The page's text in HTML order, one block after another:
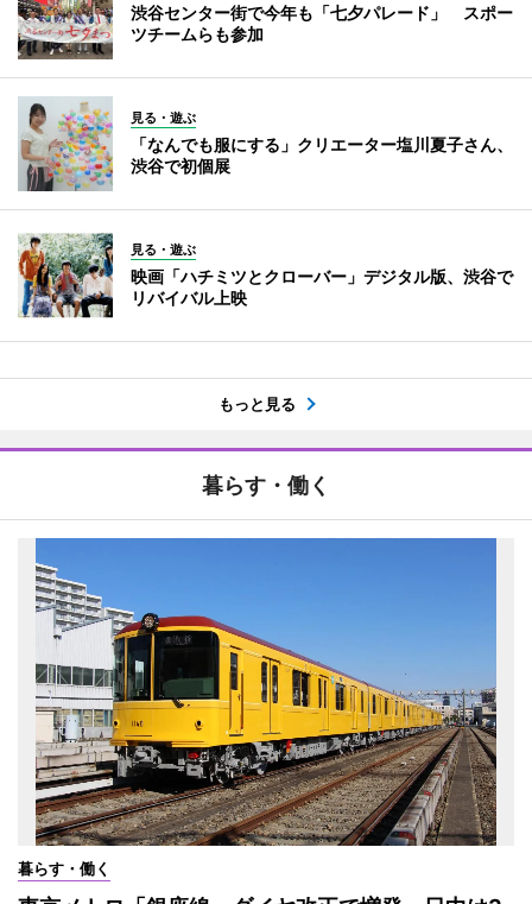
渋谷センター街で今年も「七夕パレード」 スポー
ツチームらも参加
見る・遊ぶ
「なんでも服にする」クリエーター塩川夏子さん、
渋谷で初個展
見る・遊ぶ
映画「ハチミツとクローバー」デジタル版、渋谷で
リバイバル上映
もっと見る
暮らす・働く
暮らす・働く